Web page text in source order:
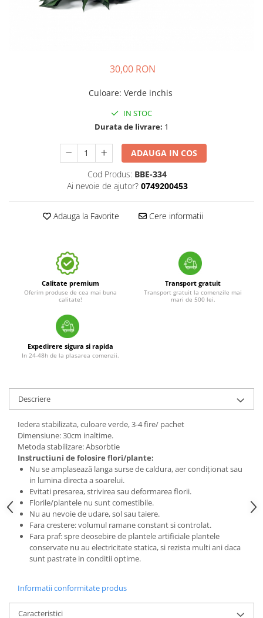
30,00 RON
Culoare: Verde inchis
IN STOC
Durata de livrare: 1
ADAUGA IN COS
Cod Produs: BBE-334
Ai nevoie de ajutor? 0749200453
Adauga la Favorite Cere informatii
Calitate premium
Oferim produse de cea mai buna
calitate!
Transport gratuit
Transport gratuit la comenzile mai
mari de 500 lei.
Expedirere sigura si rapida
In 24-48h de la plasarea comenzii.
Descriere
Iedera stabilizata, culoare verde, 3-4 fire/ pachet
Dimensiune: 30cm inaltime.
Metoda stabilizare: Absorbtie
Instructiuni de folosire flori/plante:
Nu se amplasează langa surse de caldura, aer condiționat sau
in lumina directa a soarelui.
Evitati presarea, strivirea sau deformarea florii.
Florile/plantele nu sunt comestibile.
Nu au nevoie de udare, sol sau taiere.
Fara crestere: volumul ramane constant si controlat.
Fara praf: spre deosebire de plantele artificiale plantele
conservate nu au electricitate statica, si rezista multi ani daca
sunt pastrate in conditii optime.
Informatii conformitate produs
Caracteristici